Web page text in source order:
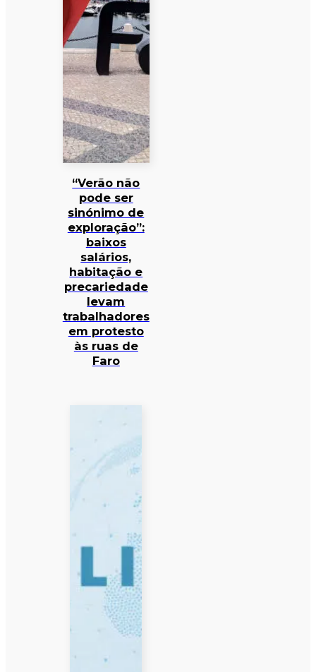
“Verão não
pode ser
sinónimo de
exploração”:
baixos
salários,
habitação e
precariedade
levam
trabalhadores
em protesto
às ruas de
Faro